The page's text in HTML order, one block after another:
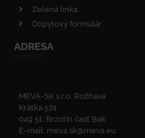
Zelená linka
Dopytový formulár
ADRESA
MEVA-SK s.r.o. Rožňava
Krátka 574
049 51, Brzotín časť Bak
E-mail: meva.sk@meva.eu